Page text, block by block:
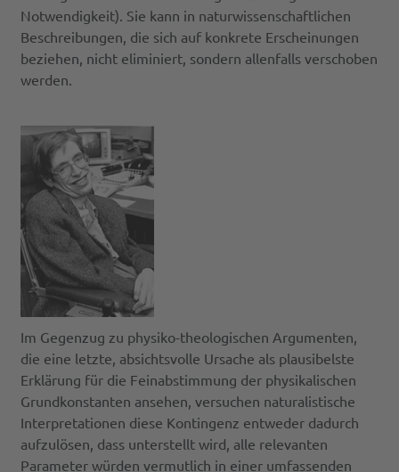
Notwendigkeit). Sie kann in naturwissenschaftlichen
Beschreibungen, die sich auf konkrete Erscheinungen
beziehen, nicht eliminiert, sondern allenfalls verschoben
werden.
Im Gegenzug zu physiko-theologischen Argumenten,
die eine letzte, absichtsvolle Ursache als plausibelste
Erklärung für die Feinabstimmung der physikalischen
Grundkonstanten ansehen, versuchen naturalistische
Interpretationen diese Kontingenz entweder dadurch
aufzulösen, dass unterstellt wird, alle relevanten
Parameter würden vermutlich in einer umfassenden